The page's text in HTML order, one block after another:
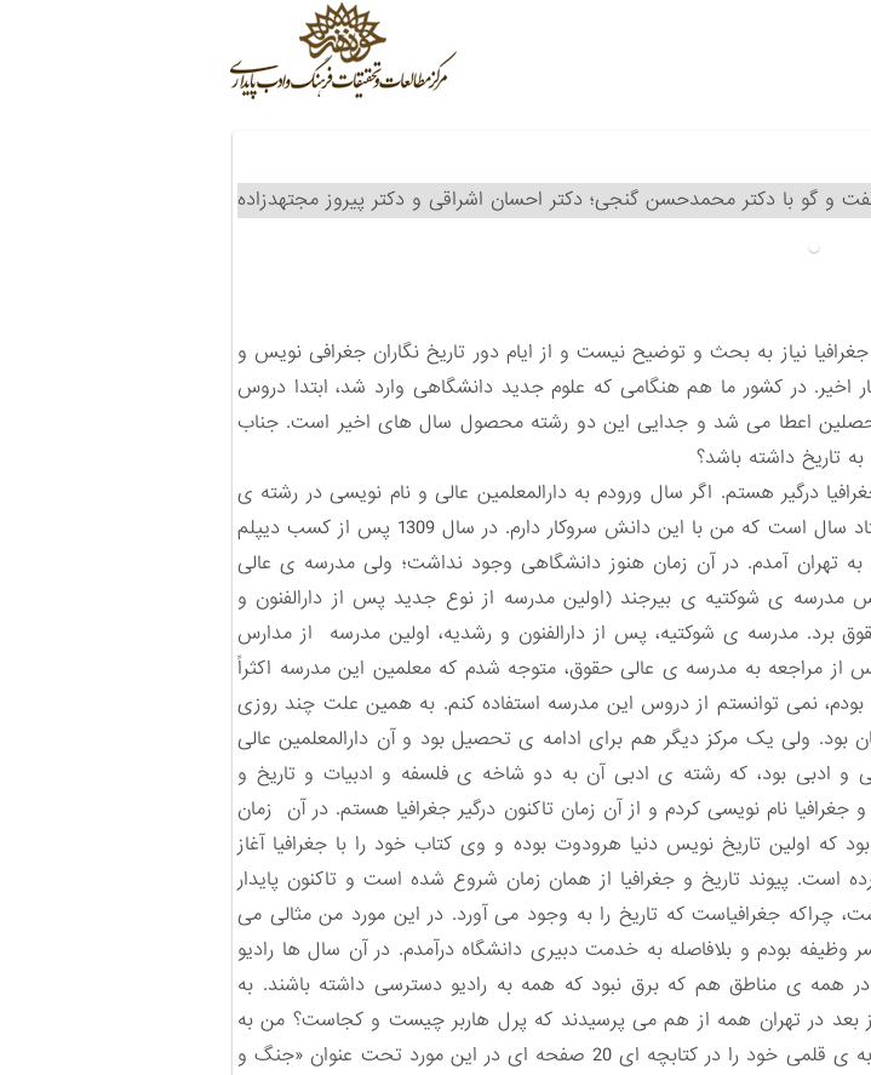
و گو با دکتر محمدحسن گنجی؛ دکتر احسان اشراقی و دکتر پیروز مجتهدزاده
نیاز به بحث و توضیح نیست و از ایام دور تاریخ نگاران جغرافی نویس و
اخیر. در کشور ما هم هنگامی که علوم جدید دانشگاهی وارد شد، ابتدا دروس
محصلین اعطا می شد و جدایی این دو رشته محصول سال های اخیر است. جناب
تاریخ داشته باشد؟
درگیر هستم. اگر سال ورودم به دارالمعلمین عالی و نام نویسی در رشته ی
تاریخ و جغرافیا را سال ورودم به رشته ی جغرافیا بدانم، امروز هشتاد سال است که من با این دانش سروکار دارم. در سال 1309 پس از کسب دیپلم
تهران آمدم. در آن زمان هنوز دانشگاهی وجود نداشت؛ ولی مدرسه ی عالی
مدرسه ی شوکتیه ی بیرجند (اولین مدرسه از نوع جدید پس از دارالفنون و
برد. مدرسه ی شوکتیه، پس از دارالفنون و رشدیه، اولین مدرسه از مدارس
شده بود. پس از مراجعه به مدرسه ی عالی حقوق، متوجه شدم که معلمین این مدرسه اکثراً
نمی توانستم از دروس این مدرسه استفاده کنم. به همین علت چند روزی
بود. ولی یک مرکز دیگر هم برای ادامه ی تحصیل بود و آن دارالمعلمین عالی
بود، که رشته ی ادبی آن به دو شاخه ی فلسفه و ادبیات و تاریخ و
نام نویسی کردم و از آن زمان تاکنون درگیر جغرافیا هستم. در آن زمان
که اولین تاریخ نویس دنیا هرودوت بوده و وی کتاب خود را با جغرافیا آغاز
است. پیوند تاریخ و جغرافیا از همان زمان شروع شده است و تاکنون پایدار
چراکه جغرافیاست که تاریخ را به وجود می آورد. در این مورد من مثالی می
من افسر وظیفه بودم و بلافاصله به خدمت دبیری دانشگاه درآمدم. در آن سال ها رادیو
همه ی مناطق هم که برق نبود که همه به رادیو دسترسی داشته باشند. به
بعد در تهران همه از هم می پرسیدند که پرل هاربر چیست و کجاست؟ من به
این فکر افتادم که چیزی درباره ی این منطقه بنویسم. و اولین تجربه ی قلمی خود را در کتابچه ای 20 صفحه ای در این مورد تحت عنوان «جنگ و